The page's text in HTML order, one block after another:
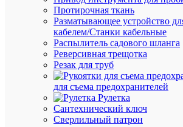
Протирочная ткань
Разматывающее устройство
кабелем/Станки кабельные
Распылитель садового шланга
Реверсивная трещотка
Резак для труб
для съема предохранителей
Рулетка
Сантехнический ключ
Сверлильный патрон